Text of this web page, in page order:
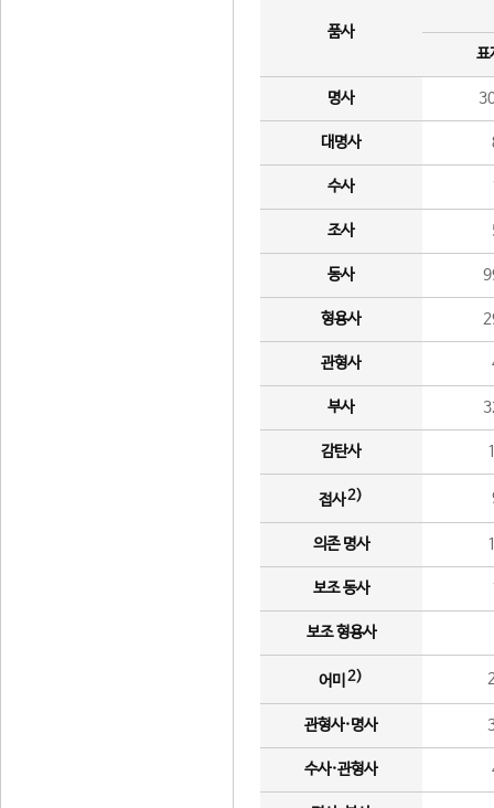
품사
표
명사
대명사
수사
조사
동사
형용사
관형사
부사
감탄사
접사2)
의존 명사
보조 동사
보조 형용사
어미 2)
관형사·명사
수사·관형사